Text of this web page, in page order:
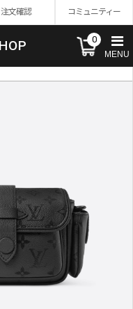
注文確認 コミュニティー
0
MENU